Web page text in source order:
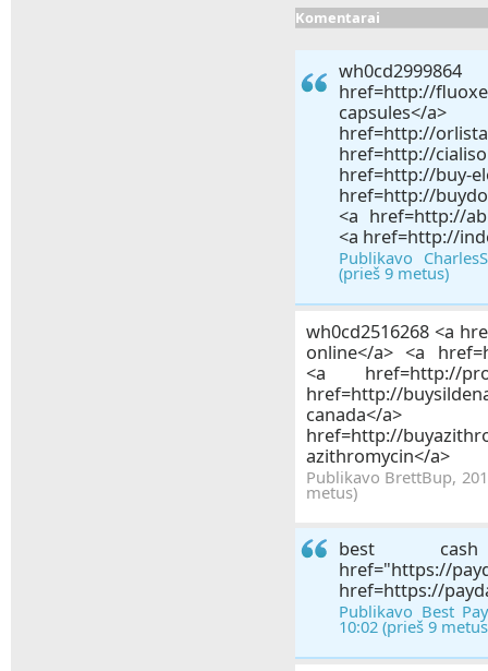
Komentarai
href=http://
href=http://
href=http://
href=http://buy-
href=http://
<a href=http://
<a href=http://
Publikavo
(prieš 9 metus)
wh0cd2516268 <a
online</a> <a
<a href=http://
href=http://
href=http://
azithromycin</a>
Publikavo BrettBup,
metus)
best
href="https://
href=https://
Publikavo Best
10:02 (prieš 9